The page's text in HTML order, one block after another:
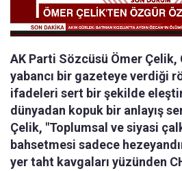
AK Parti Sözcüsü Ömer Çelik,
yabancı bir gazeteye verdiği
ifadeleri sert bir şekilde
dünyadan kopuk bir anlayış
Çelik, "Toplumsal ve siyasi
bahsetmesi sadece
yer taht kavgaları yüzünden